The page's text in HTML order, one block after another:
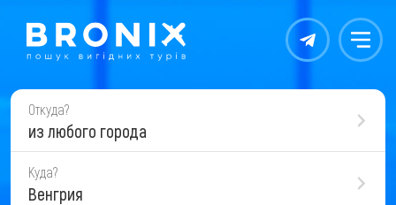
Контакты Меню
Откуда?
из любого города
Куда?
Венгрия